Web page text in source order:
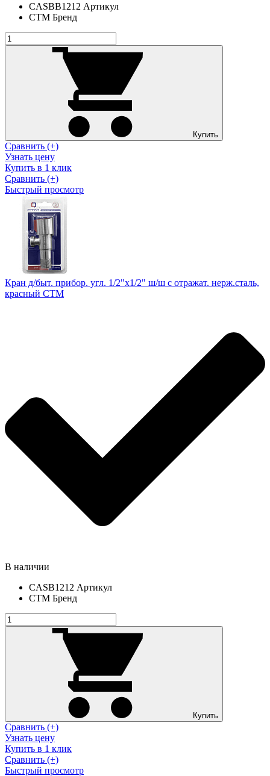
CASBB1212 Артикул
СТМ Бренд
Купить
Сравнить (+)
Узнать цену
Купить в 1 клик
Сравнить (+)
Быстрый просмотр
Кран д/быт. прибор. угл. 1/2"х1/2" ш/ш с отражат. нерж.сталь,
красный СТМ
В наличии
CASB1212 Артикул
СТМ Бренд
Купить
Сравнить (+)
Узнать цену
Купить в 1 клик
Сравнить (+)
Быстрый просмотр